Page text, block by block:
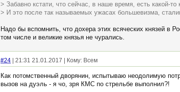
> Забавно кстати, что сейчас, в наше время, есть какой-то
> И это после так называемых ужасах большевизма,
Надо бы вспомнить, что дохера этих всяческих князей в
том числе и великие князья не чурались.
#24 | 21:31 21.01.2017 | Кому: Всем
Как потомственный дворянин, испытываю неодолимую
вызов на дуэль - я чо, зря КМС по стрельбе выполнил?!